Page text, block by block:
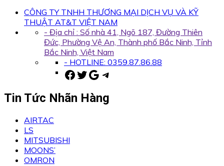
CÔNG TY TNHH THƯƠNG MẠI DỊCH VỤ VÀ KỸ
THUẬT AT&T VIỆT NAM
- Địa chỉ : Số nhà 41, Ngõ 187, Đường Thiên
Đức, Phường Vệ An, Thành phố Bắc Ninh, Tỉnh
Bắc Ninh, Việt Nam
- HOTLINE: 0359.87.86.88
Facebook
Twitter
Google
Telegram
Tin Tức Nhãn Hàng
AIRTAC
LS
MITSUBISHI
MOONS’
OMRON